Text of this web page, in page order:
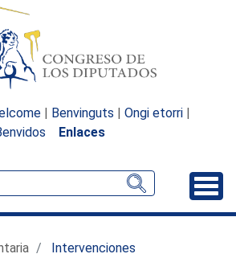
| Benvinguts | Ongi etorri |
Enlaces
Intervenciones